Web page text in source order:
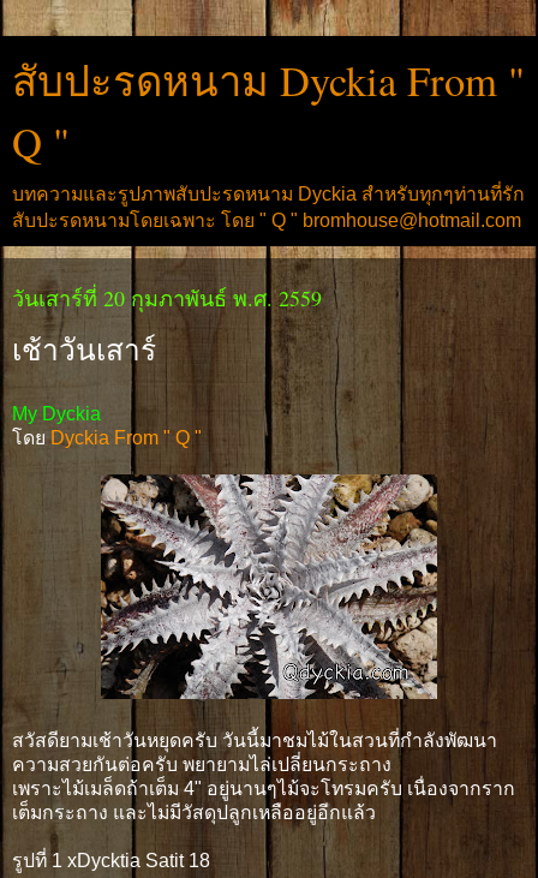
สับปะรดหนาม Dyckia From "
Q "
บทความและรูปภาพสับปะรดหนาม Dyckia สำหรับทุกๆท่านที่รัก
สับปะรดหนามโดยเฉพาะ โดย " Q " bromhouse@hotmail.com
วันเสาร์ที่ 20 กุมภาพันธ์ พ.ศ. 2559
เช้าวันเสาร์
My Dyckia
โดยDyckia From " Q "
สวัสดียามเช้าวันหยุดครับ วันนี้มาชมไม้ในสวนที่กำลังพัฒนา
ความสวยกันต่อครับ พยายามไล่เปลี่ยนกระถาง
เพราะไม้เมล็ดถ้าเต็ม 4" อยู่นานๆไม้จะโทรมครับ เนื่องจากราก
เต็มกระถาง และไม่มีวัสดุปลูกเหลืออยู่อีกแล้ว
รูปที่ 1 xDycktia Satit 18